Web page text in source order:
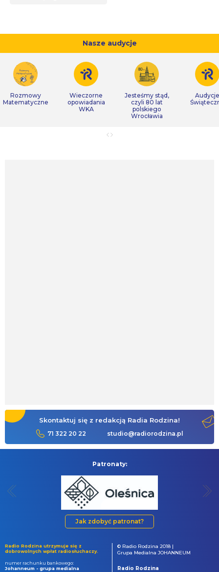
Nasze audycje
Rozmowy
Matematyczne
Wieczorne
opowiadania
WKA
Jesteśmy stąd,
czyli 80 lat
polskiego
Wrocławia
Audycje
Skontaktuj się z redakcją Radia Rodzina!
71 322 20 22 studio@radiorodzina.pl
Patronaty:
Jak zdobyć patronat?
Radio Rodzina utrzymuje się z
dobrowolnych wpłat radiosłuchaczy.
numer rachunku bankowego:
Johanneum - grupa medialna
© Radio Rodzina 2018 |
Grupa Medialna JOHANNEUM
Radio Rodzina